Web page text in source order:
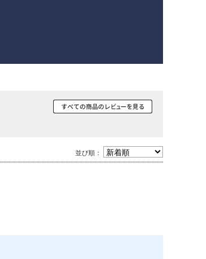
並び順：